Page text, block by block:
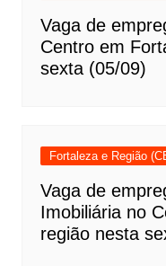
Vaga de
Centro em
sexta (05/09)
Fortaleza e Região
Vaga de
Imobiliária no
região nesta